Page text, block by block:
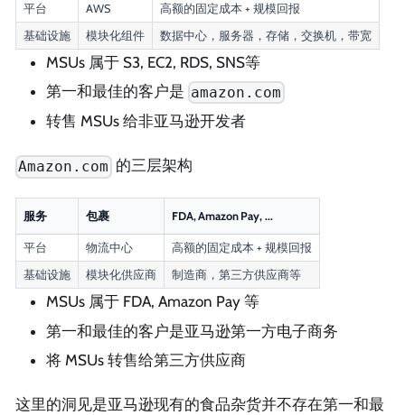
平台 AWS
高额的固定成本 + 规模回报
基础设施
模块化组件 数据中心，服务器，存储，交换机，带宽
MSUs 属于 S3, EC2, RDS, SNS等
第一和最佳的客户是 amazon.com
转售 MSUs 给非亚马逊开发者
Amazon.com 的三层架构
服务 包裹 FDA, Amazon Pay, ...
平台 物流中心
高额的固定成本 + 规模回报
基础设施
模块化供应商 制造商，第三方供应商等
MSUs 属于 FDA, Amazon Pay 等
第一和最佳的客户是亚马逊第一方电子商务
将 MSUs 转售给第三方供应商
这里的洞见是亚马逊现有的食品杂货并不存在第一和最